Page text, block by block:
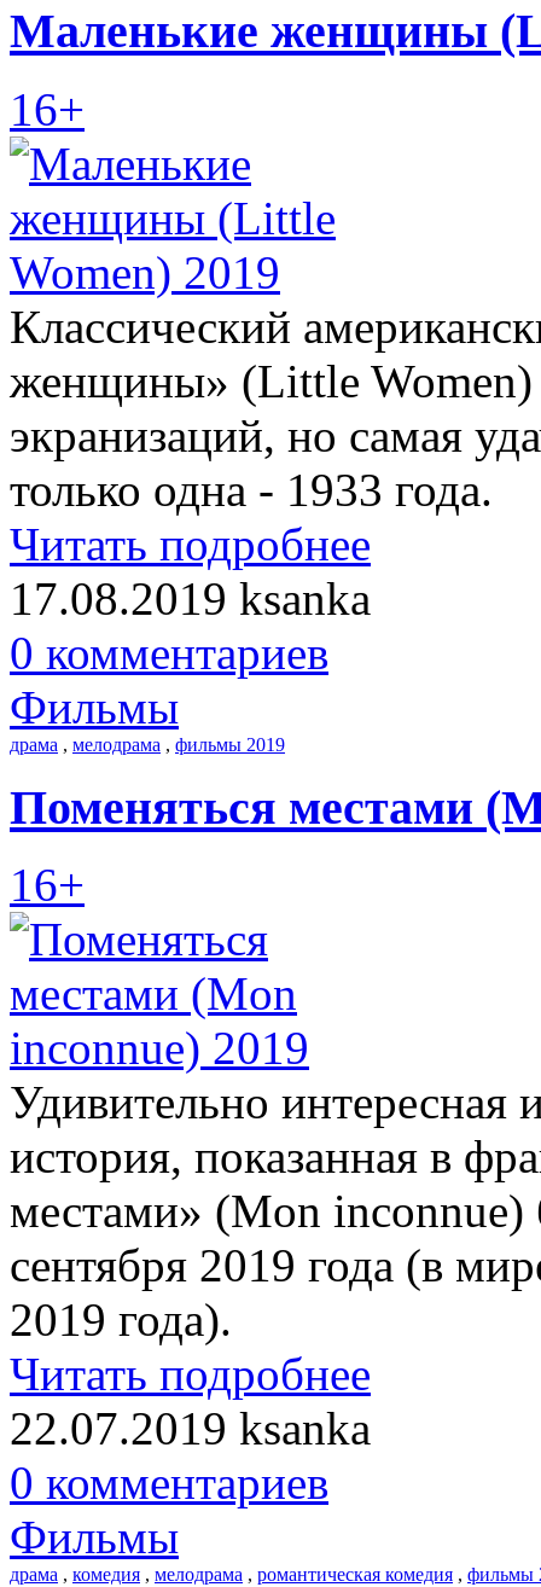
Маленькие женщины
16+
Классический
женщины» (Little Women)
экранизаций, но самая
только одна - 1933 года.
Читать подробнее
17.08.2019 ksanka
0 комментариев
Фильмы
драма , мелодрама , фильмы 2019
Поменяться местами
16+
Удивительно интересная
история, показанная в
местами» (Mon inconnue)
сентября 2019 года (в
2019 года).
Читать подробнее
22.07.2019 ksanka
0 комментариев
Фильмы
драма , комедия , мелодрама , романтическая комедия , фильмы